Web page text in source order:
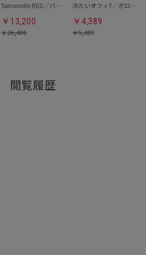
Samsonite RED／バックパック
￥ 13,200
￥26,400
冷たいオフィT／ポロシャツ
￥ 4,389
￥5,489
閲覧履歴